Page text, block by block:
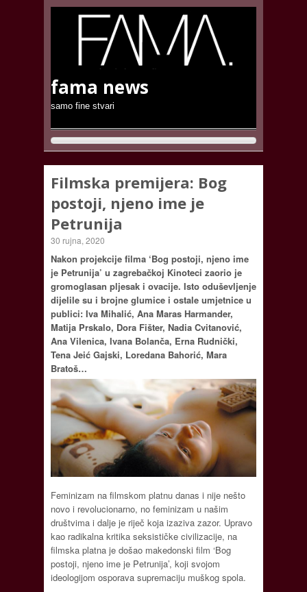
fama news
samo fine stvari
Filmska premijera: Bog
postoji, njeno ime je
Petrunija
30 rujna, 2020
Nakon projekcije filma ‘Bog postoji, njeno ime
je Petrunija’ u zagrebačkoj Kinoteci zaorio je
gromoglasan pljesak i ovacije. Isto oduševljenje
dijelile su i brojne glumice i ostale umjetnice u
publici: Iva Mihalić, Ana Maras Harmander,
Matija Prskalo, Dora Fišter, Nadia Cvitanović,
Ana Vilenica, Ivana Bolanča, Erna Rudnički,
Tena Jeić Gajski, Loredana Bahorić, Mara
Bratoš…
Feminizam na filmskom platnu danas i nije nešto
novo i revolucionarno, no feminizam u našim
društvima i dalje je riječ koja izaziva zazor. Upravo
kao radikalna kritika seksističke civilizacije, na
filmska platna je došao makedonski film ‘Bog
postoji, njeno ime je Petrunija’, koji svojom
ideologijom osporava supremaciju muškog spola.